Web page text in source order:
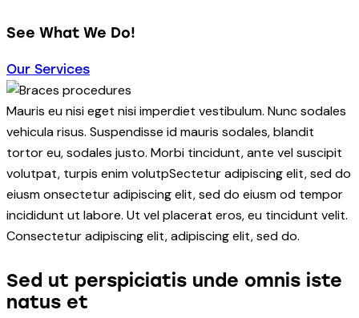
See What We Do!
Our Services
Mauris eu nisi eget nisi imperdiet vestibulum. Nunc sodales
vehicula risus. Suspendisse id mauris sodales, blandit
tortor eu, sodales justo. Morbi tincidunt, ante vel suscipit
volutpat, turpis enim volutpSectetur adipiscing elit, sed do
eiusm onsectetur adipiscing elit, sed do eiusm od tempor
incididunt ut labore. Ut vel placerat eros, eu tincidunt velit.
Consectetur adipiscing elit, adipiscing elit, sed do.
Sed ut perspiciatis unde omnis iste
natus et